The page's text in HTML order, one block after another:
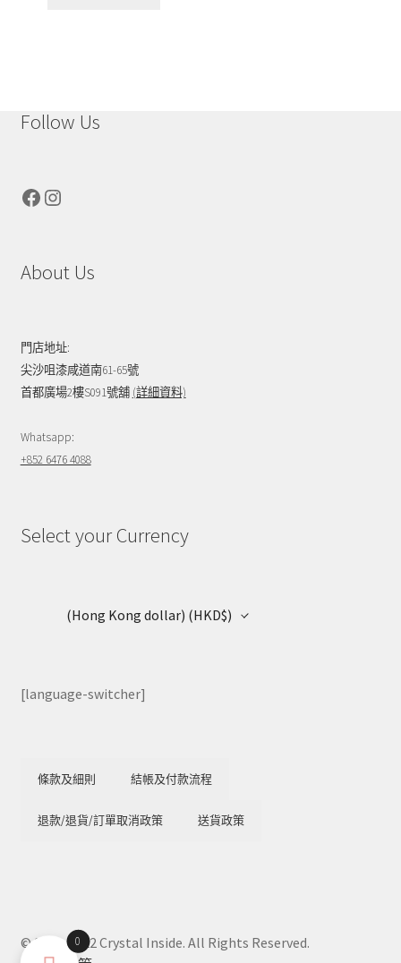
Follow Us
Facebook
Instagram
About Us
門店地址:
尖沙咀漆咸道南61-65號
首都廣場2樓S091號舖 (詳細資料)
Whatsapp:
+852 6476 4088
Select your Currency
(Hong Kong dollar) (HKD$)
[language-switcher]
條款及細則 結帳及付款流程
退款/退貨/訂單取消政策 送貨政策
© 2018-2022 Crystal Inside. All Rights Reserved.
0